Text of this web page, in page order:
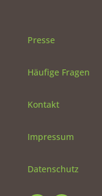
Presse
Häufige Fragen
Kontakt
Impressum
Datenschutz